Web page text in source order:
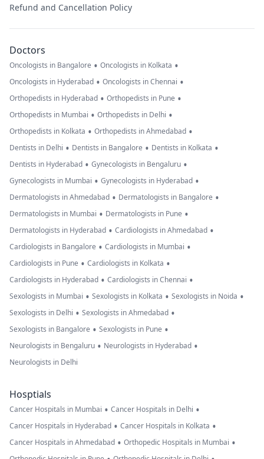
Refund and Cancellation Policy
Doctors
Oncologists in Bangalore • Oncologists in Kolkata •
Oncologists in Hyderabad • Oncologists in Chennai •
Orthopedists in Hyderabad • Orthopedists in Pune •
Orthopedists in Mumbai • Orthopedists in Delhi •
Orthopedists in Kolkata • Orthopedists in Ahmedabad •
Dentists in Delhi • Dentists in Bangalore • Dentists in Kolkata •
Dentists in Hyderabad • Gynecologists in Bengaluru •
Gynecologists in Mumbai • Gynecologists in Hyderabad •
Dermatologists in Ahmedabad • Dermatologists in Bangalore •
Dermatologists in Mumbai • Dermatologists in Pune •
Dermatologists in Hyderabad • Cardiologists in Ahmedabad •
Cardiologists in Bangalore • Cardiologists in Mumbai •
Cardiologists in Pune • Cardiologists in Kolkata •
Cardiologists in Hyderabad • Cardiologists in Chennai •
Sexologists in Mumbai • Sexologists in Kolkata • Sexologists in Noida •
Sexologists in Delhi • Sexologists in Ahmedabad •
Sexologists in Bangalore • Sexologists in Pune •
Neurologists in Bengaluru • Neurologists in Hyderabad •
Neurologists in Delhi
Hosptials
Cancer Hospitals in Mumbai • Cancer Hospitals in Delhi •
Cancer Hospitals in Hyderabad • Cancer Hospitals in Kolkata •
Cancer Hospitals in Ahmedabad • Orthopedic Hospitals in Mumbai •